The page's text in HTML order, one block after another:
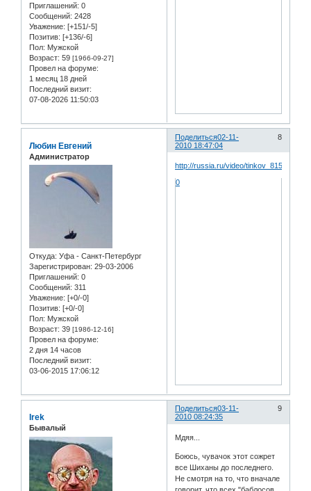
Приглашений: 0
Сообщений: 2428
Уважение: [+151/-5]
Позитив: [+136/-6]
Пол: Мужской
Возраст: 59 [1966-09-27]
Провел на форуме:
1 месяц 18 дней
Последний визит:
07-08-2026 11:50:03
Поделиться 8
02-11-
2010 18:47:04
Любин Евгений
Администратор
Откуда: Уфа - Санкт-Петербург
Зарегистрирован: 29-03-2006
Приглашений: 0
Сообщений: 311
Уважение: [+0/-0]
Позитив: [+0/-0]
Пол: Мужской
Возраст: 39 [1986-12-16]
Провел на форуме:
2 дня 14 часов
Последний визит:
03-06-2015 17:06:12
http://russia.ru/video/tinkov_8159/
0
Поделиться 9
03-11-
2010 08:24:35
Irek
Бывалый
Мдяя...
Боюсь, чувачок этот сожрет
все Шиханы до последнего.
Не смотря на то, что вначале